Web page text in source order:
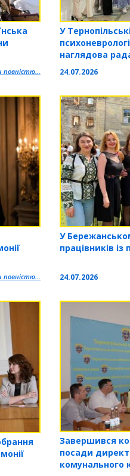
У
наглядова
24.07.2026
У
працівників
24.07.2026
Завершився
посади
комунального